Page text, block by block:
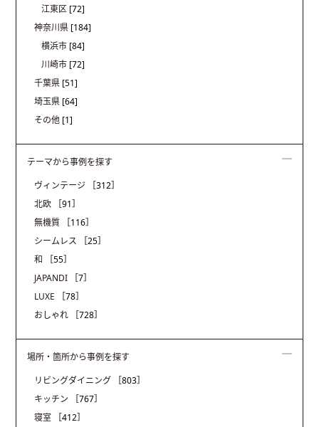
江東区 [72]
神奈川県 [184]
横浜市 [84]
川崎市 [72]
千葉県 [51]
埼玉県 [64]
その他 [1]
テーマから事例を探す
ヴィンテージ
［312］
北欧
［91］
無機質
［116］
シームレス
［25］
和
［55］
JAPANDI
［7］
LUXE
［78］
おしゃれ
［728］
場所・箇所から事例を探す
リビングダイニング
［803］
キッチン
［767］
寝室
［412］